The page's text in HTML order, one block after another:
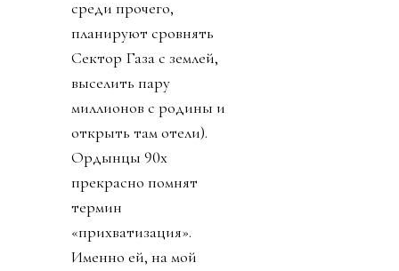
среди прочего,
планируют сровнять
Сектор Газа с землей,
выселить пару
миллионов с родины и
открыть там отели).
Ордынцы 90х
прекрасно помнят
термин
«прихватизация».
Именно ей, на мой